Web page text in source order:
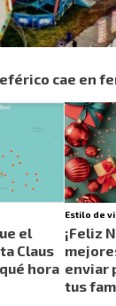
cae en
el
Claus
hora
Estilo de
¡Feliz
enviar
tus